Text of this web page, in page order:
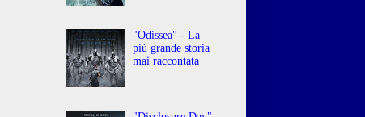
"Odissea" - La
più grande storia
mai raccontata